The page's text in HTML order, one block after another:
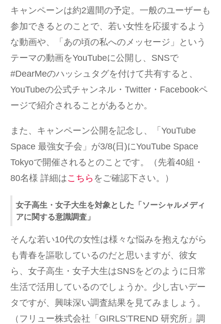
キャンペーンは約2週間の予定。一般のユーザーも
参加できるとのことで、若い女性を応援するよう
な動画や、「あの頃の私へのメッセージ」という
テーマの動画をYouTubeに公開し、SNSで
#DearMeのハッシュタグを付けて共有すると、
YouTubeの公式チャンネル・Twitter・Facebookペ
ージで紹介されることがあるとか。
また、キャンペーン公開を記念し、「YouTube
Space 最強女子会」が3/8(日)にYouTube Space
Tokyoで開催されるとのことです。（先着40組・
80名様 詳細はこちら をご確認下さい。）
女子高生・女子大生を対象とした「ソーシャルメディ
アに関する意識調査」
そんな若い10代の女性は様々な悩みを抱えながら
も青春を謳歌しているのだと思いますが、彼女
ら、女子高生・女子大生はSNSをどのように日常
生活で活用しているのでしょうか。少し古いデー
タですが、興味深い調査結果を見てみましょう。
（フリュー株式会社「GIRLS’TREND 研究所」調